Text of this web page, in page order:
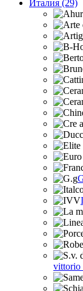
Италия (29)
vittorio